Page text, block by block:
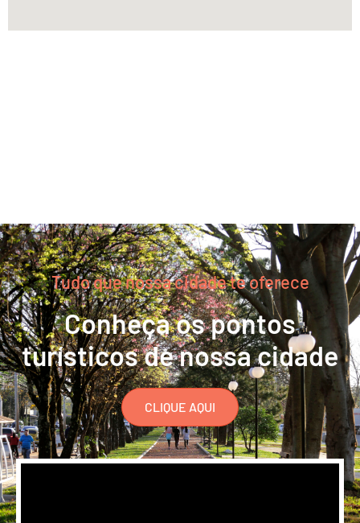
Tudo que nossa cidade te oferece
Conheça os pontos
turísticos de nossa cidade
CLIQUE AQUI